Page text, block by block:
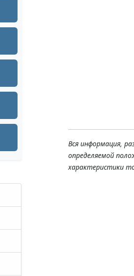
Вся информация,
определяемой
характеристики